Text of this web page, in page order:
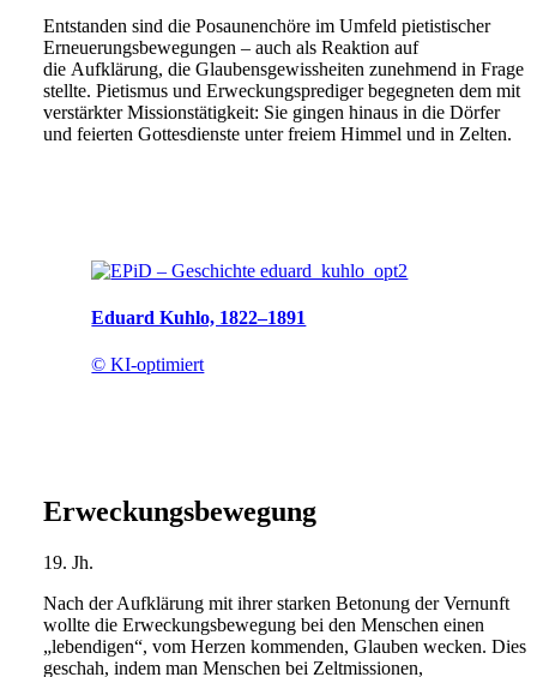
Entstanden sind die Posaunenchöre im Umfeld pietistischer
Erneuerungsbewegungen – auch als Reaktion auf
die Aufklärung, die Glaubensgewissheiten zunehmend in Frage
stellte. Pietismus und Erweckungsprediger begegneten dem mit
verstärkter Missionstätigkeit: Sie gingen hinaus in die Dörfer
und feierten Gottesdienste unter freiem Himmel und in Zelten.
Eduard Kuhlo, 1822–1891
© KI-optimiert
Erweckungs­bewegung
19. Jh.
Nach der Aufklärung mit ihrer starken Betonung der Vernunft
wollte die Erweckungsbewegung bei den Menschen einen
„lebendigen“, vom Herzen kommenden, Glauben wecken. Dies
geschah, indem man Menschen bei Zeltmissionen,